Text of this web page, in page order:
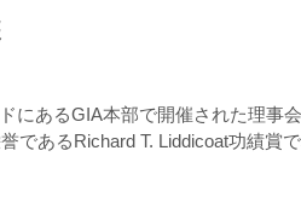
にあるGIA本部で開催された理事
であるRichard T. Liddicoat功績賞